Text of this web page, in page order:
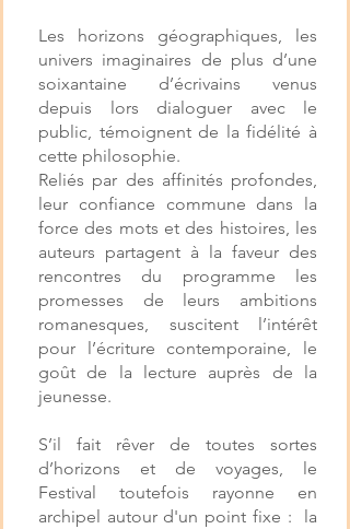
Les horizons géographiques, les
univers imaginaires de plus d’une
soixantaine d’écrivains venus
depuis lors dialoguer avec le
public, témoignent de la fidélité à
cette philosophie.
Reliés par des affinités profondes,
leur confiance commune dans la
force des mots et des histoires, les
auteurs partagent à la faveur des
rencontres du programme les
promesses de leurs ambitions
romanesques, suscitent l’intérêt
pour l’écriture contemporaine, le
goût de la lecture auprès de la
jeunesse.
S’il fait rêver de toutes sortes
d’horizons et de voyages, le
Festival toutefois rayonne en
archipel autour d'un point fixe : la